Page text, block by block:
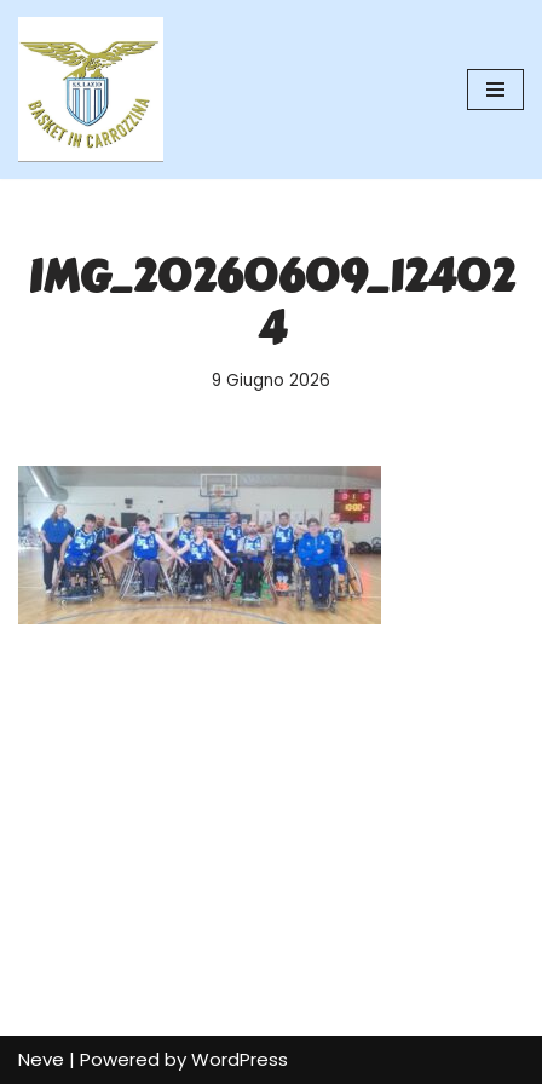
contenuto
IMG_20260609_12402
4
9 Giugno 2026
Neve | Powered byWordPress